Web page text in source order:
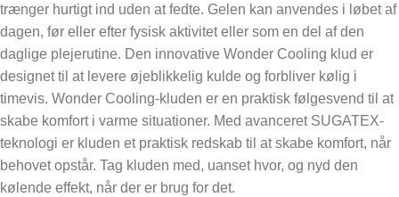
trænger hurtigt ind uden at fedte. Gelen kan anvendes i løbet af
dagen, før eller efter fysisk aktivitet eller som en del af den
daglige plejerutine. Den innovative Wonder Cooling klud er
designet til at levere øjeblikkelig kulde og forbliver kølig i
timevis. Wonder Cooling-kluden er en praktisk følgesvend til at
skabe komfort i varme situationer. Med avanceret SUGATEX-
teknologi er kluden et praktisk redskab til at skabe komfort, når
behovet opstår. Tag kluden med, uanset hvor, og nyd den
kølende effekt, når der er brug for det.